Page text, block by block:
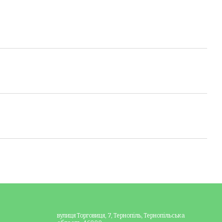
вулиця Торговиця, 7, Тернопіль, Тернопільська